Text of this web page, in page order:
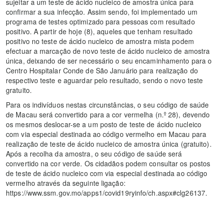
sujeitar a um teste de ácido nucleico de amostra única para
confirmar a sua infecção. Assim sendo, foi implementado um
programa de testes optimizado para pessoas com resultado
positivo. A partir de hoje (8), aqueles que tenham resultado
positivo no teste de ácido nucleico de amostra mista podem
efectuar a marcação de novo teste de ácido nucleico de amostra
única, deixando de ser necessário o seu encaminhamento para o
Centro Hospitalar Conde de São Januário para realização do
respectivo teste e aguardar pelo resultado, sendo o novo teste
gratuito.
Para os indivíduos ​​nestas circunstâncias, o seu código de saúde
de Macau será convertido para a cor vermelha (n.º 28), devendo
os mesmos deslocar-se a um posto de teste de ácido nucleico
com via especial destinada ao código vermelho em Macau para
realização de teste de ácido nucleico de amostra única (gratuito).
Após a recolha da amostra, o seu código de saúde será
convertido na cor verde. Os cidadãos podem consultar os postos
de teste de ácido nucleico com via especial destinada ao código
vermelho através da seguinte ligação:
https://www.ssm.gov.mo/apps1/covid19ryinfo/ch.aspx#clg26137.